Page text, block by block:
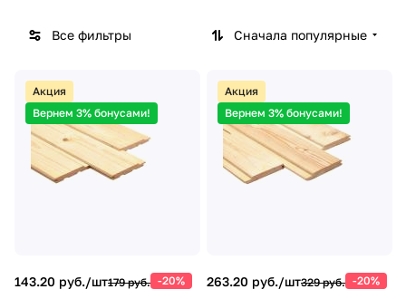
Все фильтры Сначала популярные
Акция
Вернем 3% бонусами!
143.20 руб./шт179 руб. -20%
Акция
Вернем 3% бонусами!
263.20 руб./шт329 руб. -20%